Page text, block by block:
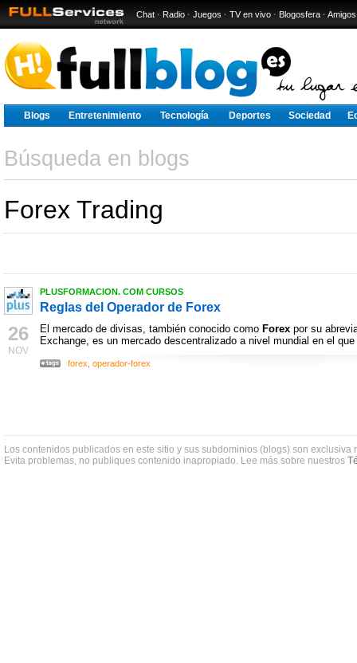
Chat · Radio · Juegos · TV en vivo · Blogosfera · Amigos
Blogs Entretenimiento Tecnología Deportes Sociedad
Búsqueda en blogs
Forex Trading
26
NOV
PLUSFORMACION. COM CURSOS
Reglas del Operador de Forex
El mercado de divisas, también conocido como Forex por su
Exchange, es un mercado descentralizado a nivel mundial en el
forex operador-forex
Los contenidos publicados en este sitio y sus subdominios (blogs) son exclusiva
Evita problemas, no publiques contenido inapropiado. Lee más sobre nuestros